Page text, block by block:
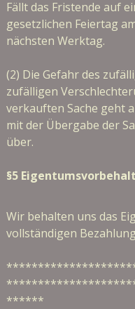
Fällt das Fristende auf
gesetzlichen Feiertag
nächsten Werktag.
(2) Die Gefahr des
zufälligen
verkauften Sache geht
mit der Übergabe der
über.
§5 Eigentumsvorbehalt
Wir behalten uns das
vollständigen
******